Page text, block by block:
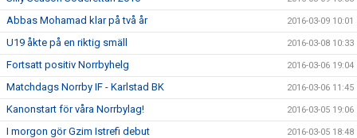
Abbas Mohamad klar på två år 2016-03-09 10:01
U19 åkte på en riktig smäll 2016-03-08 10:33
Fortsatt positiv Norrbyhelg 2016-03-06 19:04
Matchdags Norrby IF - Karlstad BK 2016-03-06 11:45
Kanonstart för våra Norrbylag! 2016-03-05 19:06
I morgon gör Gzim Istrefi debut 2016-03-05 18:48